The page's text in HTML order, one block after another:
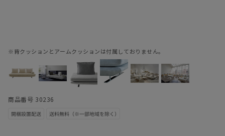
※背クッションとアームクッションは付属しておりません。
商品番号 30236